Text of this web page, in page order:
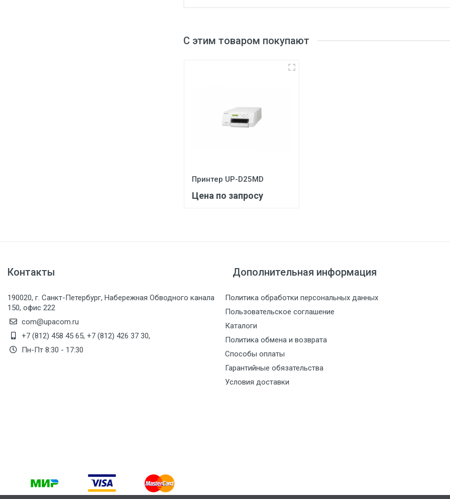
С этим товаром покупают
Принтер UP-D25MD
Цена по запросу
Контакты
190020, г. Санкт-Петербург, Набережная Обводного канала
150, офис 222
com@upacom.ru
+7 (812) 458 45 65, +7 (812) 426 37 30,
Пн-Пт 8:30 - 17:30
Дополнительная информация
Политика обработки персональных данных
Пользовательское соглашение
Каталоги
Политика обмена и возврата
Способы оплаты
Гарантийные обязательства
Условия доставки